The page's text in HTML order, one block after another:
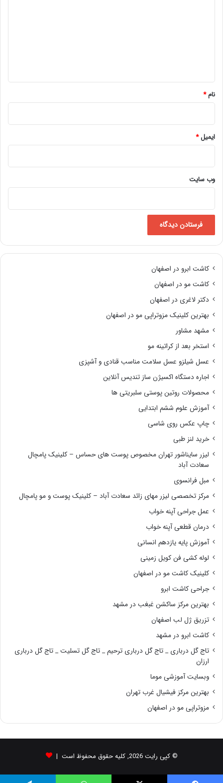
نام*
ایمیل*
وب‌ سایت
کاشت ابرو در اصفهان
کاشت مو در اصفهان
دکتر لاغری در اصفهان
بهترین کلینیک مزوتراپی مو در اصفهان
مشهد مشاور
استخر بعد از کراتینه مو
عسل شیلزو عسل سلامت مناسب قنادی و آشپزی
اجاره دستگاه اکسیژن ساز تندیس آنلاین
محصولات روتین پوستی سلبریتی ها
آموزش علوم ششم ابتدایی
چاپ عکس روی شاسی
خرید لنز طبی
لیزر سایناشور تهران مخصوص پوست های حساس – کلینیک پامچال
سعادت آباد
مبل فرانسوی
مرکز تخصصی لیزر مهای زائد سعادت آباد – کلینیک پوست و مو پامچال
عمل جراحی آپنه خواب
درمان قطعی آپنه خواب
آموزش پایه یازدهم انسانی
لوله کشی فن کویل زمینی
کلینیک کاشت مو در اصفهان
جراحی کاشت ابرو
بهترین مرکز ساکشن غبغب در مشهد
تزریق ژل لب اصفهان
کاشت ابرو در مشهد
تاج گل درباری _ تاج گل درباری ترحیم _ تاج گل تسلیت _ تاج گل درباری
ارزان
وبسایت آموزشی موما
بهترین مرکز فیشیال غرب تهران
مزوتراپی مو در اصفهان
© کپی رایت 2026, کلیه حقوق محفوظ است |